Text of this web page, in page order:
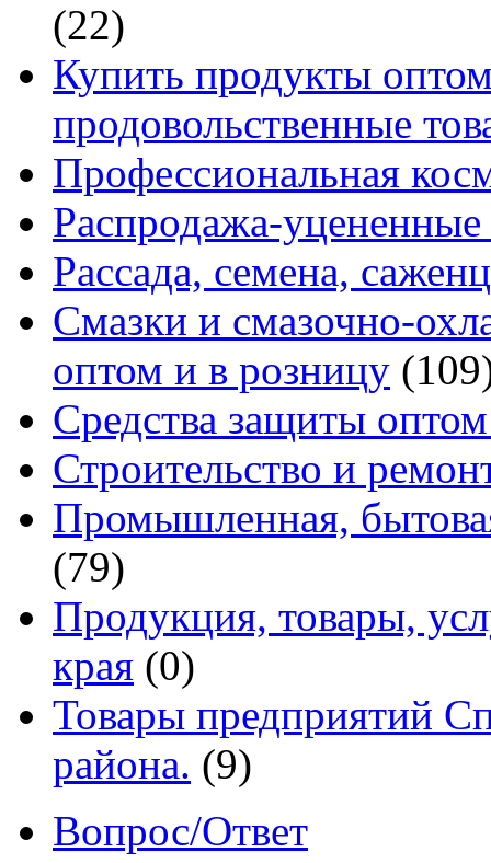
(22)
Купить продукты
продовольственные
Профессиональная
Распродажа-уцененные
Рассада, семена,
Смазки и смазочно-
оптом и в розницу
Средства защиты
Строительство и
Промышленная,
(79)
Продукция, товары,
края (0)
Товары предприятий
района. (9)
Вопрос/Ответ